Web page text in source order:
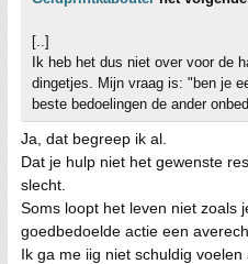
[..]
Ik heb het dus niet over voor de
dingetjes. Mijn vraag is: "ben je
beste bedoelingen de ander
Ja, dat begreep ik al.
Dat je hulp niet het gewenste
slecht.
Soms loopt het leven niet zoals
goedbedoelde actie een
Ik ga me iig niet schuldig